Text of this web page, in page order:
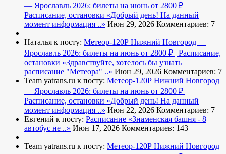
— Ярославль 2026: билеты на июнь от 2800 ₽ |
Расписание, остановки «Добрый день! На данный
момент информация ..» Июн 29, 2026 Комментариев: 7
Наталья к посту: Метеор-120Р Нижний Новгород —
Ярославль 2026: билеты на июнь от 2800 ₽ | Расписание,
остановки «Здравствуйте, хотелось бы узнать
расписание "Метеора" ..» Июн 29, 2026 Комментариев: 7
Team yatrans.ru к посту: Метеор-120Р Нижний Новгород
— Ярославль 2026: билеты на июнь от 2800 ₽ |
Расписание, остановки «Добрый день! На данный
момент информация ..» Июн 22, 2026 Комментариев: 7
Евгений к посту: Расписание «Знаменская башня - 8
автобус не ..» Июн 17, 2026 Комментариев: 143
Team yatrans.ru к посту: Метеор-120Р Нижний Новгород